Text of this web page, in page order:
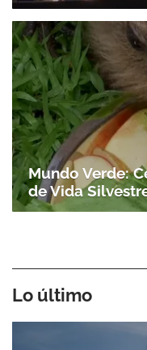
Mundo Verde:
de Vida
Lo último